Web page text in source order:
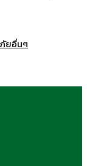
ยอื่นๆ